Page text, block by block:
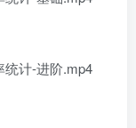
计-进阶.mp4